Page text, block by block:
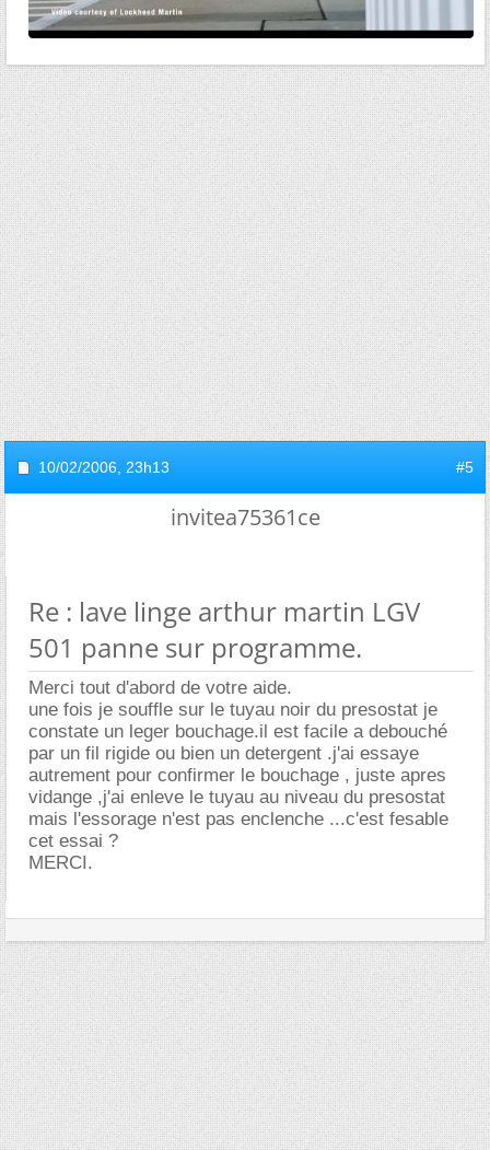
10/02/2006, 23h13 #5
invitea75361ce
Re : lave linge arthur martin LGV
501 panne sur programme.
Merci tout d'abord de votre aide.
une fois je souffle sur le tuyau noir du presostat je
constate un leger bouchage.il est facile a debouché
par un fil rigide ou bien un detergent .j'ai essaye
autrement pour confirmer le bouchage , juste apres
vidange ,j'ai enleve le tuyau au niveau du presostat
mais l'essorage n'est pas enclenche ...c'est fesable
cet essai ?
MERCI.